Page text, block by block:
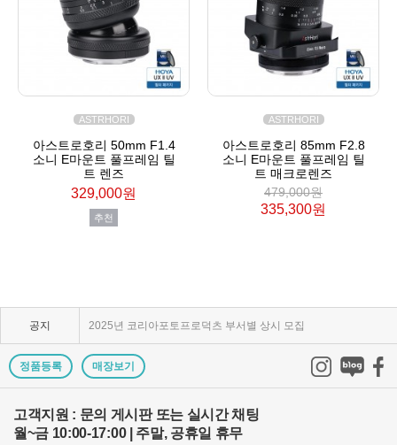
ASTRHORI
아스트로호리 50mm F1.4
소니 E마운트 풀프레임 틸
트 렌즈
329,000원
추천
ASTRHORI
아스트로호리 85mm F2.8
소니 E마운트 풀프레임 틸
트 매크로렌즈
479,000원
335,300원
공지 2025년 코리아포토프로덕츠 부서별 상시 모집
쇼룸오픈기념 방문자 추첨 이벤트 당첨자 발표
KPP 쇼룸 오픈! 다양한 제품을 체험하고 구매하세요..
정품등록 매장보기
고객지원 : 문의 게시판 또는 실시간 채팅
월~금 10:00-17:00 | 주말, 공휴일 휴무